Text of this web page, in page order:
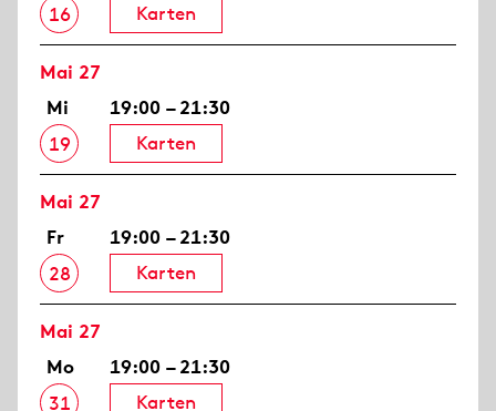
16
Karten
Mai 27
Mi
19
19:00 – 21:30
Karten
Mai 27
Fr
28
19:00 – 21:30
Karten
Mai 27
Mo
31
19:00 – 21:30
Karten